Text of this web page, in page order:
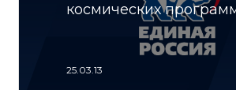
космических
25.03.13